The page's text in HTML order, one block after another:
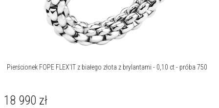
Pierścionek FOPE FLEX'IT z białego złota z brylantami - 0,10 ct - próba 750
18 990 zł